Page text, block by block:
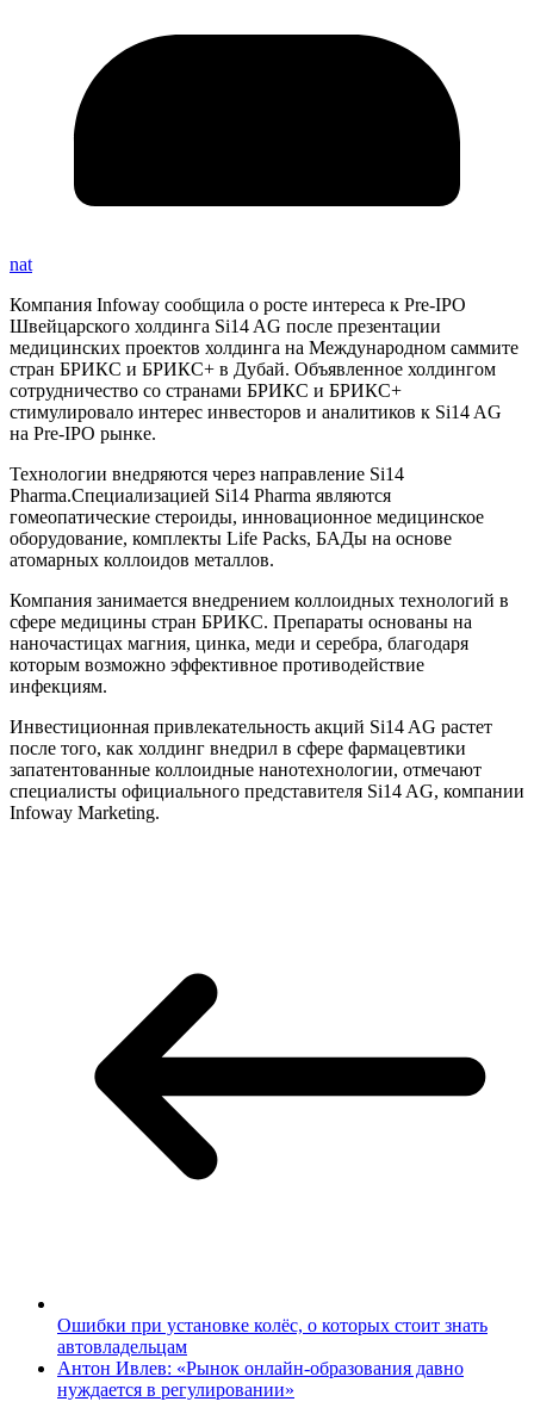
nat
Компания Infoway сообщила о росте интереса к Pre-IPO
Швейцарского холдинга Si14 AG после презентации
медицинских проектов холдинга на Международном саммите
стран БРИКС и БРИКС+ в Дубай. Объявленное холдингом
сотрудничество со странами БРИКС и БРИКС+
стимулировало интерес инвесторов и аналитиков к Si14 AG
на Pre-IPO рынке.
Технологии внедряются через направление Si14
Pharma.Специализацией Si14 Pharma являются
гомеопатические стероиды, инновационное медицинское
оборудование, комплекты Life Packs, БАДы на основе
атомарных коллоидов металлов.
Компания занимается внедрением коллоидных технологий в
сфере медицины стран БРИКС. Препараты основаны на
наночастицах магния, цинка, меди и серебра, благодаря
которым возможно эффективное противодействие
инфекциям.
Инвестиционная привлекательность акций Si14 AG растет
после того, как холдинг внедрил в сфере фармацевтики
запатентованные коллоидные нанотехнологии, отмечают
специалисты официального представителя Si14 AG, компании
Infoway Marketing.
Ошибки при установке колёс, о которых стоит знать
автовладельцам
Антон Ивлев: «Рынок онлайн-образования давно
нуждается в регулировании»